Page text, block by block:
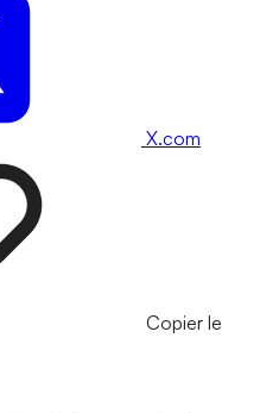
X.com
Copier le